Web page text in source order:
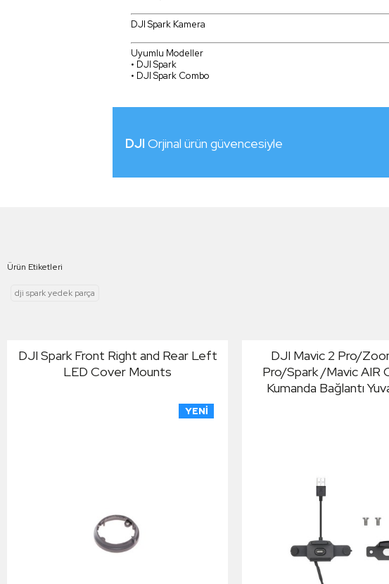
DJI Spark Kamera
Uyumlu Modeller
• DJI Spark
• DJI Spark Combo
DJI Orjinal ürün güvencesiyle
Ürün Etiketleri
dji spark yedek parça
DJI Spark Front Right and Rear Left
LED Cover Mounts
YENI
DJI Mavic 2 Pro/
Pro/Spark /Mavic AIR
Kumanda Bağlantı